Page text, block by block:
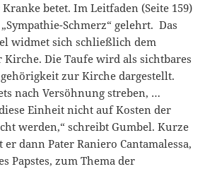
betet. Im Leitfaden (Seite 159)
Schmerz“ gelehrt. Das
widmet sich schließlich dem
Kirche. Die Taufe wird als sichtbares
zur Kirche dargestellt.
nach Versöhnung streben, …
Einheit nicht auf Kosten der
werden,“ schreibt Gumbel. Kurze
er dann Pater Raniero Cantamalessa,
Papstes, zum Thema der